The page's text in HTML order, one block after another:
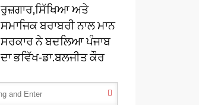
ਰੁਜ਼ਗਾਰ,ਸਿੱਖਿਆ ਅਤੇ
ਸਮਾਜਿਕ ਬਰਾਬਰੀ ਨਾਲ ਮਾਨ
ਸਰਕਾਰ ਨੇ ਬਦਲਿਆ ਪੰਜਾਬ
ਦਾ ਭਵਿੱਖ-ਡਾ.ਬਲਜੀਤ ਕੌਰ